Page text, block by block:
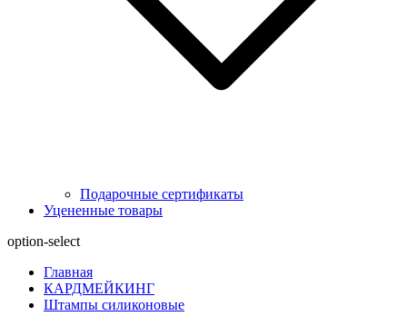
Подарочные сертификаты
Уцененные товары
option-select
Главная
КАРДМЕЙКИНГ
Штампы силиконовые